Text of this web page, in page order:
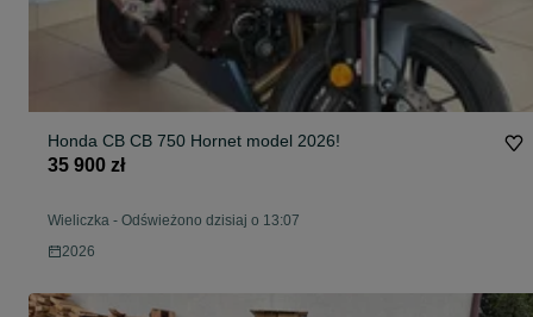
Honda CB CB 750 Hornet model 2026!
35 900 zł
Wieliczka - Odświeżono dzisiaj o 13:07
2026